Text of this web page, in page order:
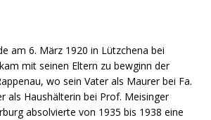
am 6. März 1920 in Lützchena bei
mit seinen Eltern zu bewginn der
wo sein Vater als Maurer bei Fa.
als Haushälterin bei Prof. Meisinger
absolvierte von 1935 bis 1938 eine